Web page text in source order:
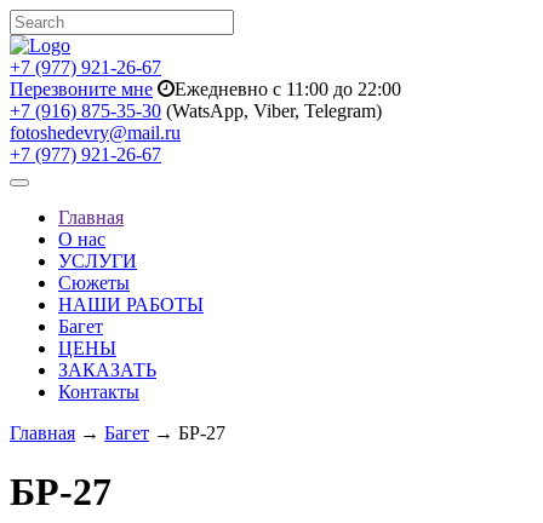
+7 (977) 921-26-67
Перезвоните мне
Ежедневно с 11:00 до 22:00
+7 (916) 875-35-30 (WatsApp, Viber, Telegram)
fotoshedevry@mail.ru
+7 (977) 921-26-67
Toggle
navigationГлавная
О нас
УСЛУГИ
Сюжеты
НАШИ РАБОТЫ
Багет
ЦЕНЫ
ЗАКАЗАТЬ
Контакты
Главная → Багет → БР-27
БР-27